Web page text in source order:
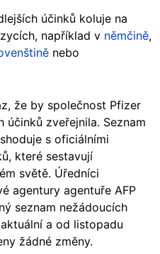
účinků koluje na
například v němčině,
nebo
že by společnost Pfizer
zveřejnila. Seznam
s oficiálními
které sestavují
světě. Úředníci
agentury agentuře AFP
seznam nežádoucích
a od listopadu
žádné změny.